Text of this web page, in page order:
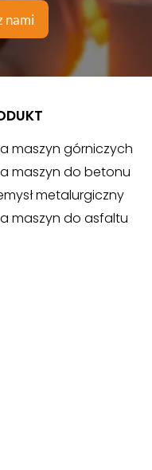
nami
maszyn górniczych
maszyn do betonu
metalurgiczny
maszyn do asfaltu